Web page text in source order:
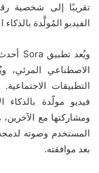
تقريبًا إلى شخصية
الفيديو المُولَّدة
الاصطناعي المرئي،
التطبيقات
فيديو مولّدة
ومشاركتها مع
المستخدم وصوته
بعد موافقته.